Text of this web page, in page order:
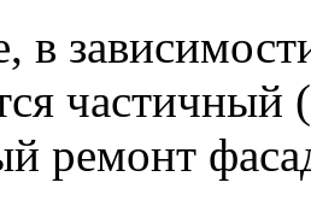
в
частичный
ремонт